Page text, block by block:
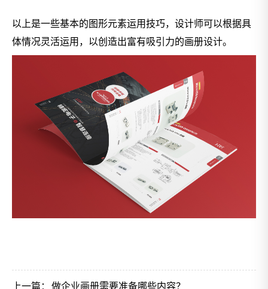
以上是一些基本的图形元素运用技巧，设计师可以根据具
体情况灵活运用，以创造出富有吸引力的画册设计。
上一篇： 做企业画册需要准备哪些内容？